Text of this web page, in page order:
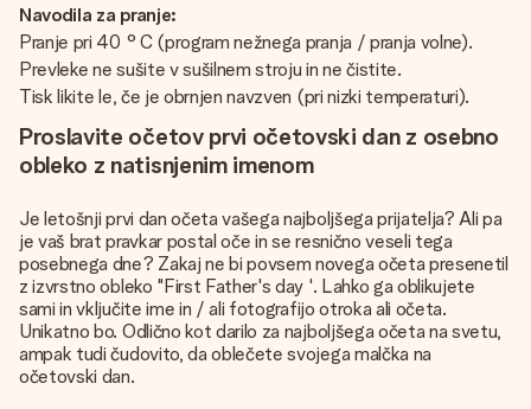
Navodila za pranje:
Pranje pri 40 ° C (program nežnega pranja / pranja volne).
Prevleke ne sušite v sušilnem stroju in ne čistite.
Tisk likite le, če je obrnjen navzven (pri nizki temperaturi).
Proslavite očetov prvi očetovski dan z osebno
obleko z natisnjenim imenom
Je letošnji prvi dan očeta vašega najboljšega prijatelja? Ali pa
je vaš brat pravkar postal oče in se resnično veseli tega
posebnega dne? Zakaj ne bi povsem novega očeta presenetil
z izvrstno obleko "First Father's day '. Lahko ga oblikujete
sami in vključite ime in / ali fotografijo otroka ali očeta.
Unikatno bo. Odlično kot darilo za najboljšega očeta na svetu,
ampak tudi čudovito, da oblečete svojega malčka na
očetovski dan.